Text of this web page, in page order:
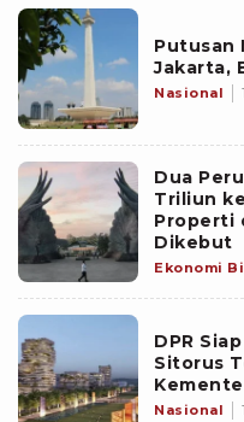
Putusan
Jakarta,
Nasional
Dua
Triliun
Properti
Dikebut
Ekonomi
DPR
Sitorus
Nasional